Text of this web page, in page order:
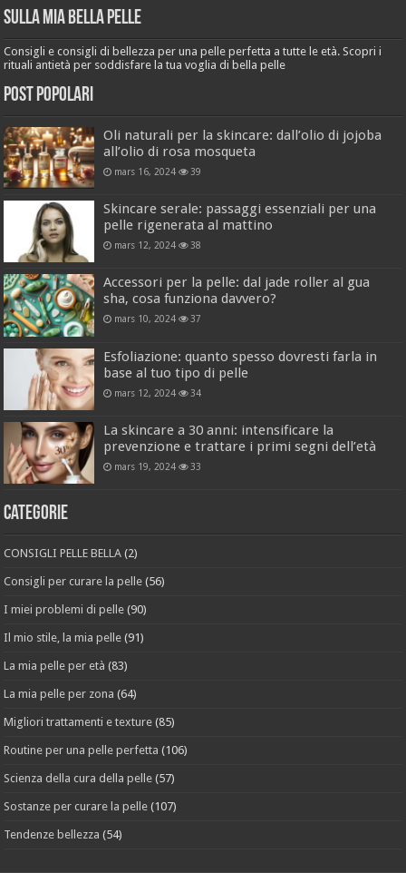
Sulla mia bella pelle
Consigli e consigli di bellezza per una pelle perfetta a tutte le età. Scopri i
rituali antietà per soddisfare la tua voglia di bella pelle
Post popolari
Oli naturali per la skincare: dall’olio di jojoba
all’olio di rosa mosqueta
mars 16, 2024 39
Skincare serale: passaggi essenziali per una
pelle rigenerata al mattino
mars 12, 2024 38
Accessori per la pelle: dal jade roller al gua
sha, cosa funziona davvero?
mars 10, 2024 37
Esfoliazione: quanto spesso dovresti farla in
base al tuo tipo di pelle
mars 12, 2024 34
La skincare a 30 anni: intensificare la
prevenzione e trattare i primi segni dell’età
mars 19, 2024 33
Categorie
CONSIGLI PELLE BELLA (2)
Consigli per curare la pelle (56)
I miei problemi di pelle (90)
Il mio stile, la mia pelle (91)
La mia pelle per età (83)
La mia pelle per zona (64)
Migliori trattamenti e texture (85)
Routine per una pelle perfetta (106)
Scienza della cura della pelle (57)
Sostanze per curare la pelle (107)
Tendenze bellezza (54)